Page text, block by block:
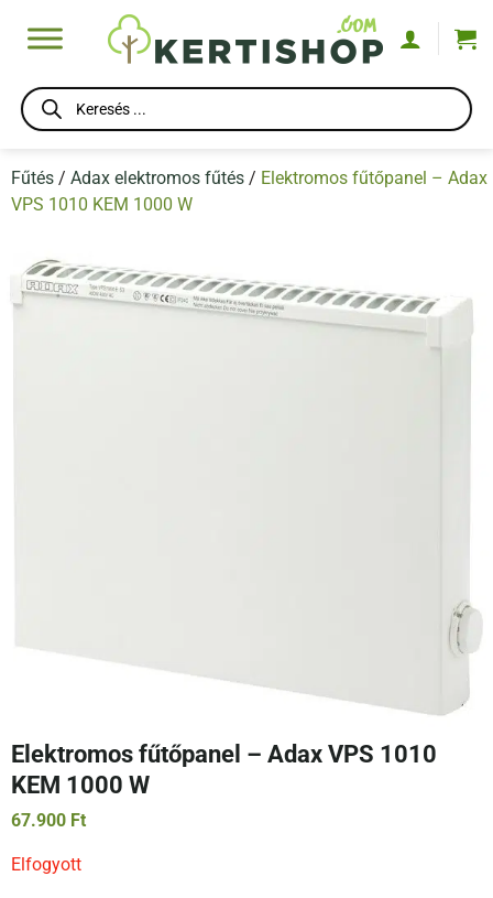
Products
search
Fűtés / Adax elektromos fűtés / Elektromos fűtőpanel – Adax
VPS 1010 KEM 1000 W
Elektromos fűtőpanel – Adax VPS 1010
KEM 1000 W
67.900 Ft
Elfogyott